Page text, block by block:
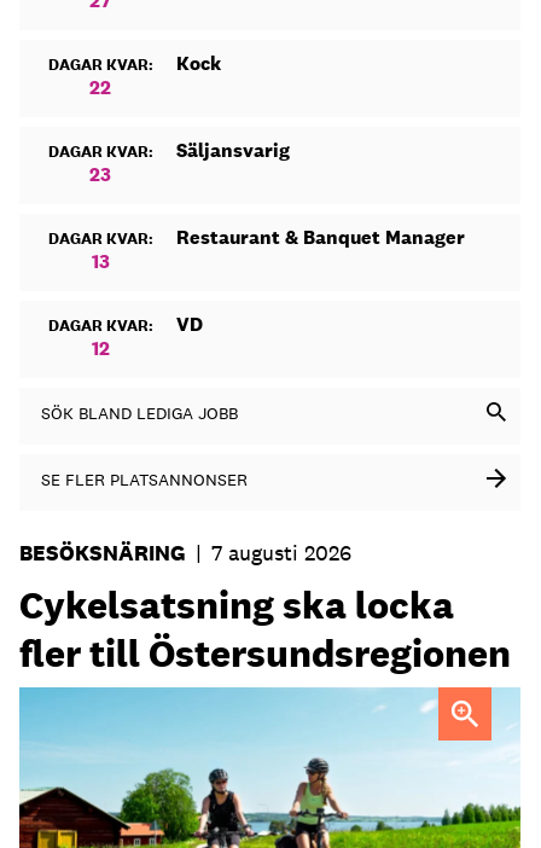
DAGAR KVAR:
22
Kock
DAGAR KVAR:
23
Säljansvarig
DAGAR KVAR:
13
Restaurant & Banquet Manager
DAGAR KVAR:
12
VD
SÖK BLAND LEDIGA JOBB
SE FLER PLATSANNONSER
BESÖKSNÄRING | 7 augusti 2026
Cykelsatsning ska locka
fler till Östersundsregionen